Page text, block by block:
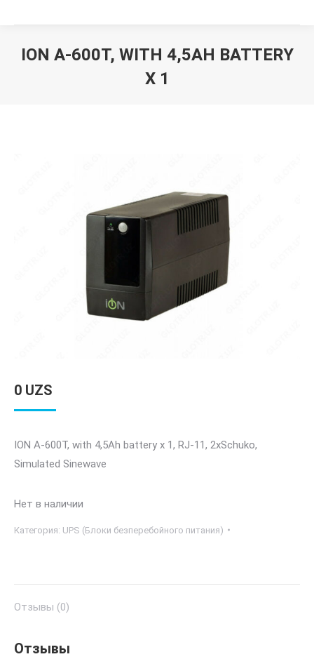
ION A-600T, WITH 4,5AH BATTERY
Х 1
0 UZS
ION A-600T, with 4,5Ah battery х 1, RJ-11, 2xSchuko,
Simulated Sinewave
Нет в наличии
Категория: UPS (Блоки безперебойного питания)
Отзывы (0)
Отзывы